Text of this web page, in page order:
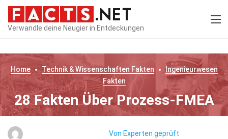
Verwandle deine Neugier in Entdeckungen
Home Technik & Wissenschaften Fakten
Ingenieurwesen
Fakten
28 Fakten Über Prozess-FMEA
Von Experten geprüft